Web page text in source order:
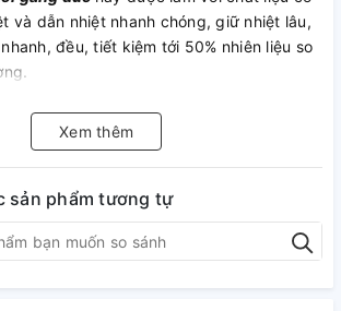
và dẫn nhiệt nhanh chóng, giữ nhiệt lâu,
đều, tiết kiệm tới 50% nhiên liệu so
Xem thêm
sản phẩm tương tự